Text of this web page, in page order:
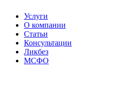
Услуги
О компании
Статьи
Консультации
Ликбез
МСФО